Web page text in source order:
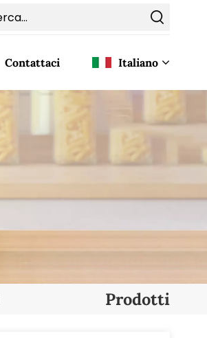
Contattaci Italiano
English
Français
Español
Prodotti